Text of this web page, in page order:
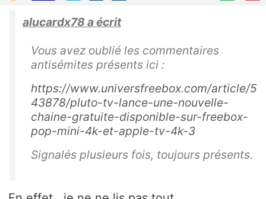
alucardx78 a écrit
Vous avez oublié les commentaires
antisémites présents ici :
https://www.universfreebox.com/article/5
43878/pluto-tv-lance-une-nouvelle-
chaine-gratuite-disponible-sur-freebox-
pop-mini-4k-et-apple-tv-4k-3
Signalés plusieurs fois, toujours présents.